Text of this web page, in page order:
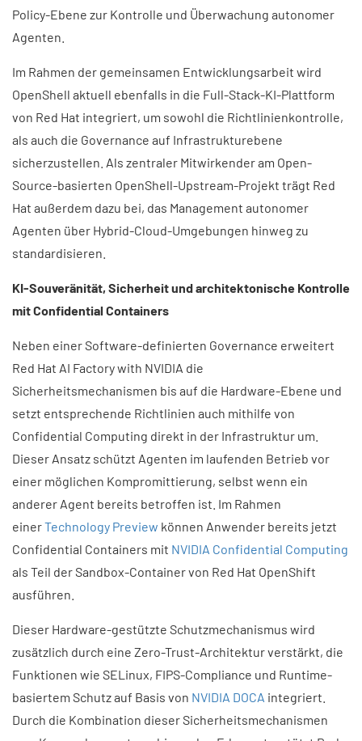
Policy-Ebene zur Kontrolle und Überwachung autonomer
Agenten.
Im Rahmen der gemeinsamen Entwicklungsarbeit wird
OpenShell aktuell ebenfalls in die Full-Stack-KI-Plattform
von Red Hat integriert, um sowohl die Richtlinienkontrolle,
als auch die Governance auf Infrastrukturebene
sicherzustellen. Als zentraler Mitwirkender am Open-
Source-basierten OpenShell-Upstream-Projekt trägt Red
Hat außerdem dazu bei, das Management autonomer
Agenten über Hybrid-Cloud-Umgebungen hinweg zu
standardisieren.
KI-Souveränität, Sicherheit und architektonische Kontrolle
mit Confidential Containers
Neben einer Software-definierten Governance erweitert
Red Hat AI Factory with NVIDIA die
Sicherheitsmechanismen bis auf die Hardware-Ebene und
setzt entsprechende Richtlinien auch mithilfe von
Confidential Computing direkt in der Infrastruktur um.
Dieser Ansatz schützt Agenten im laufenden Betrieb vor
einer möglichen Kompromittierung, selbst wenn ein
anderer Agent bereits betroffen ist. Im Rahmen
einerTechnology Preview können Anwender bereits jetzt
Confidential Containers mit NVIDIA Confidential Computing
als Teil der Sandbox-Container von Red Hat OpenShift
ausführen.
Dieser Hardware-gestützte Schutzmechanismus wird
zusätzlich durch eine Zero-Trust-Architektur verstärkt, die
Funktionen wie SELinux, FIPS-Compliance und Runtime-
basiertem Schutz auf Basis von NVIDIA DOCA integriert.
Durch die Kombination dieser Sicherheitsmechanismen